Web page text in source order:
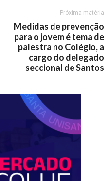
Próxima matéria
Medidas de prevenção
para o jovem é tema de
palestra no Colégio, a
cargo do delegado
seccional de Santos